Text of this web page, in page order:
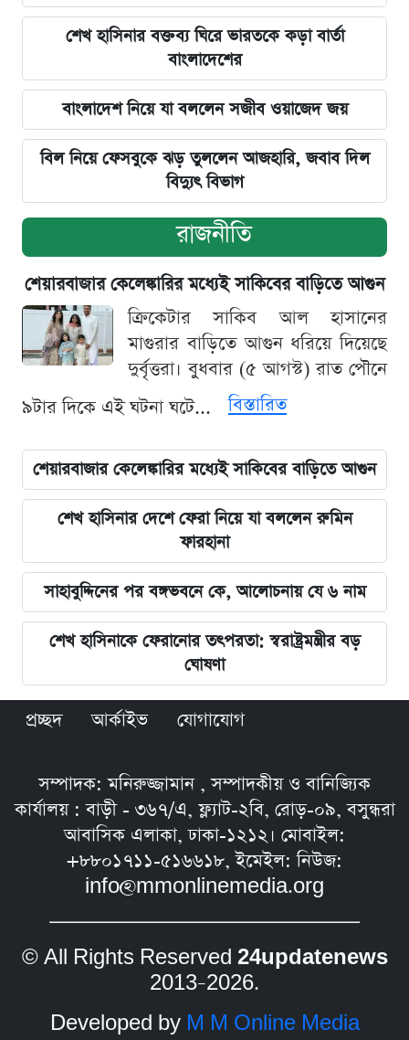
শেখ হাসিনার বক্তব্য ঘিরে ভারতকে কড়া বার্তা
বাংলাদেশের
বাংলাদেশ নিয়ে যা বললেন সজীব ওয়াজেদ জয়
বিল নিয়ে ফেসবুকে ঝড় তুললেন আজহারি, জবাব দিল
বিদ্যুৎ বিভাগ
রাজনীতি
শেয়ারবাজার কেলেঙ্কারির মধ্যেই সাকিবের বাড়িতে আগুন
ক্রিকেটার সাকিব আল হাসানের
মাগুরার বাড়িতে আগুন ধরিয়ে দিয়েছে
দুর্বৃত্তরা। বুধবার (৫ আগস্ট) রাত পৌনে
৯টার দিকে এই ঘটনা ঘটে...
বিস্তারিত
শেয়ারবাজার কেলেঙ্কারির মধ্যেই সাকিবের বাড়িতে আগুন
শেখ হাসিনার দেশে ফেরা নিয়ে যা বললেন রুমিন
ফারহানা
সাহাবুদ্দিনের পর বঙ্গভবনে কে, আলোচনায় যে ৬ নাম
শেখ হাসিনাকে ফেরানোর তৎপরতা: স্বরাষ্ট্রমন্ত্রীর বড়
ঘোষণা
প্রচ্ছদ আর্কাইভ যোগাযোগ
সম্পাদক: মনিরুজ্জামান , সম্পাদকীয় ও বানিজ্যিক
কার্যালয় : বাড়ী - ৩৬৭/এ, ফ্ল্যাট-২বি, রোড়-০৯, বসুন্ধরা
আবাসিক এলাকা, ঢাকা-১২১২। মোবাইল:
+৮৮০১৭১১-৫১৬৬১৮, ইমেইল: নিউজ:
info@mmonlinemedia.org
© All Rights Reserved 24updatenews
2013–2026.
Developed by M M Online Media